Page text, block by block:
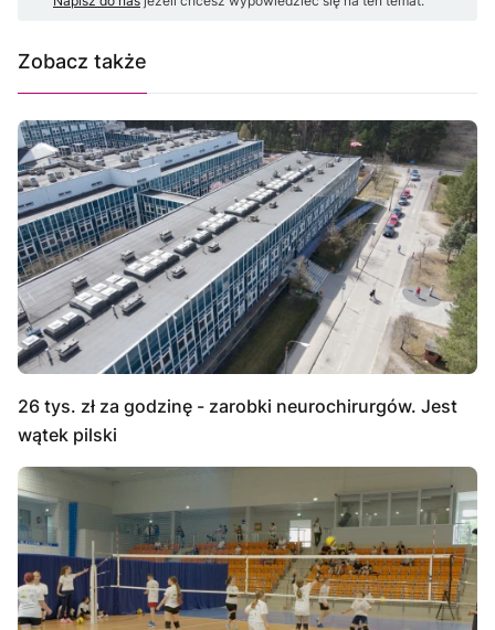
Zobacz także
26 tys. zł za godzinę - zarobki neurochirurgów. Jest
wątek pilski